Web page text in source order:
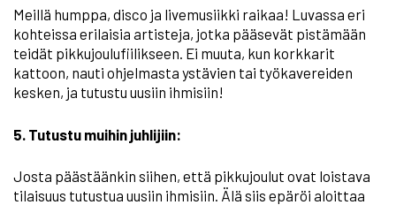
Meillä humppa, disco ja livemusiikki raikaa! Luvassa eri
kohteissa erilaisia artisteja, jotka pääsevät pistämään
teidät pikkujoulufiilikseen. Ei muuta, kun korkkarit
kattoon, nauti ohjelmasta ystävien tai työkavereiden
kesken, ja tutustu uusiin ihmisiin!
5. Tutustu muihin juhlijiin:
Josta päästäänkin siihen, että pikkujoulut ovat loistava
tilaisuus tutustua uusiin ihmisiin. Älä siis epäröi aloittaa